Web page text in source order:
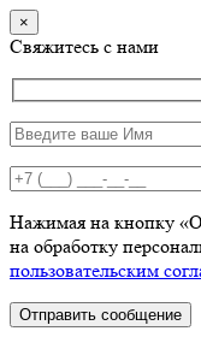
×
Свяжитесь с нами
Нажимая на кнопку
на обработку
пользовательским
Отправить сообщение